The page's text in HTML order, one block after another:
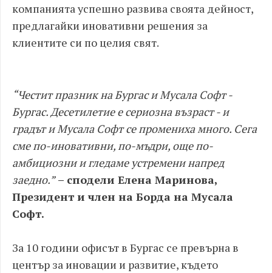
компанията успешно развива своята дейност,
предлагайки иновативни решения за
клиентите си по целия свят.
“Честит празник на Бургас и Мусала Софт -
Бургас. Десетилетие е сериозна възраст - и
градът и Мусала Софт се промениха много. Сега
сме по-иновативни, по-мъдри, още по-
амбициозни и гледаме устремени напред
заедно.” – сподели Елена Маринова,
Президент и член на Борда на Мусала
Софт.
За 10 години офисът в Бургас се превърна в
център за иновации и развитие, където